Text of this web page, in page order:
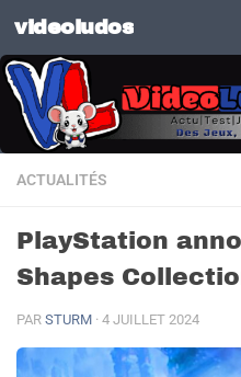
Skip to content
videoludos
ACTUALITÉS
PlayStation
Shapes
PAR STURM · 4 JUILLET 2024